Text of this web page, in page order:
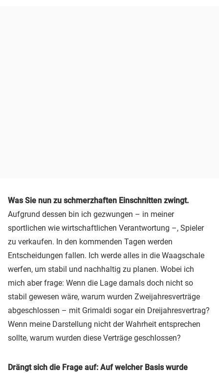
Was Sie nun zu schmerzhaften Einschnitten zwingt.
Aufgrund dessen bin ich gezwungen – in meiner
sportlichen wie wirtschaftlichen Verantwortung –, Spieler
zu verkaufen. In den kommenden Tagen werden
Entscheidungen fallen. Ich werde alles in die Waagschale
werfen, um stabil und nachhaltig zu planen. Wobei ich
mich aber frage: Wenn die Lage damals doch nicht so
stabil gewesen wäre, warum wurden Zweijahresverträge
abgeschlossen – mit Grimaldi sogar ein Dreijahresvertrag?
Wenn meine Darstellung nicht der Wahrheit entsprechen
sollte, warum wurden diese Verträge geschlossen?
Drängt sich die Frage auf: Auf welcher Basis wurde